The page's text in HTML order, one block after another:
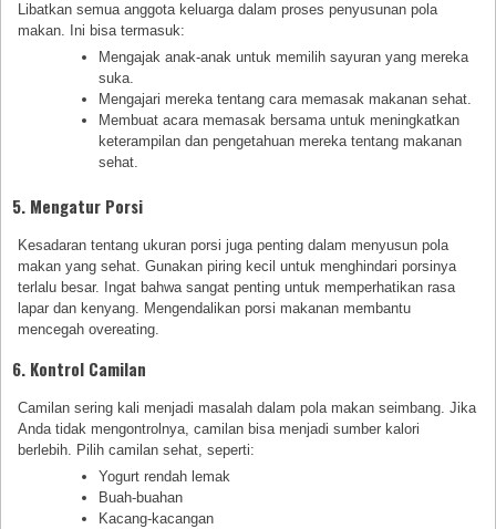
Libatkan semua anggota keluarga dalam proses penyusunan pola
makan. Ini bisa termasuk:
Mengajak anak-anak untuk memilih sayuran yang mereka
suka.
Mengajari mereka tentang cara memasak makanan sehat.
Membuat acara memasak bersama untuk meningkatkan
keterampilan dan pengetahuan mereka tentang makanan
sehat.
5. Mengatur Porsi
Kesadaran tentang ukuran porsi juga penting dalam menyusun pola
makan yang sehat. Gunakan piring kecil untuk menghindari porsinya
terlalu besar. Ingat bahwa sangat penting untuk memperhatikan rasa
lapar dan kenyang. Mengendalikan porsi makanan membantu
mencegah overeating.
6. Kontrol Camilan
Camilan sering kali menjadi masalah dalam pola makan seimbang. Jika
Anda tidak mengontrolnya, camilan bisa menjadi sumber kalori
berlebih. Pilih camilan sehat, seperti:
Yogurt rendah lemak
Buah-buahan
Kacang-kacangan